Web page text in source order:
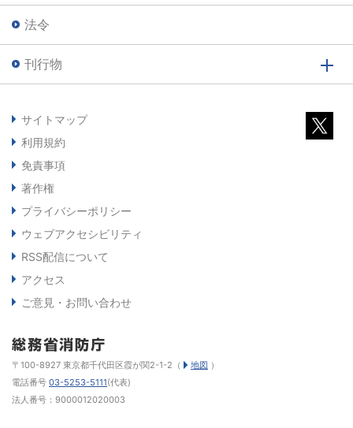
法令
刊行物
サイトマップ
利用規約
免責事項
著作権
プライバシーポリシー
ウェブアクセシビリティ
RSS配信について
アクセス
ご意見・お問い合わせ
〒100-8927 東京都千代田区霞が関2-1-2（ 地図 ）
電話番号 03-5253-5111(代表)
法人番号：9000012020003